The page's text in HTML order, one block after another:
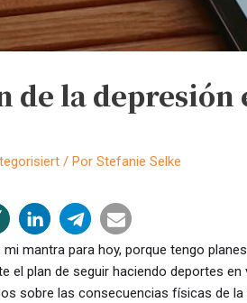
de la depresión
/ PorStefanie Selke
mi mantra para hoy, porque tengo
el plan de seguir haciendo deportes
sobre las consecuencias físicas de